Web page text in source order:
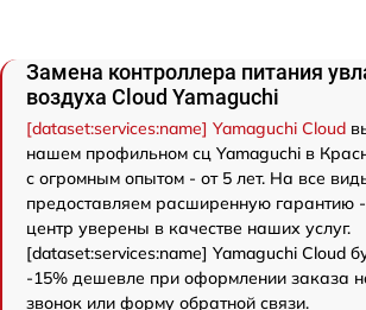
Замена контроллера питания
воздуха Cloud Yamaguchi
[dataset:services:name] Yamaguchi Cloud
нашем профильном сц Yamaguchi в
с огромным опытом - от 5 лет. На все
предоставляем расширенную гарантию
центр уверены в качестве наших услуг.
[dataset:services:name] Yamaguchi Cloud
-15% дешевле при оформлении заказа
звонок или форму обратной связи.